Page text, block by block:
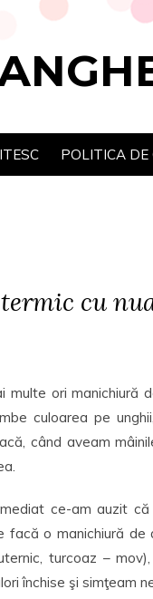
POLITICA DE
cu
ori manichiură
culoarea pe
când aveam
ce-am auzit că
facă o manichiură
turcoaz –
închise şi simţeam